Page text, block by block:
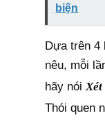
biện
Dựa trên 4
nêu, mỗi
hãy nóiXét
Thói quen